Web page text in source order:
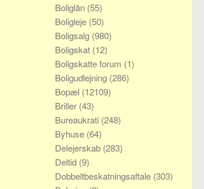
Boliglån (55)
Boligleje (50)
Boligsalg (980)
Boligskat (12)
Boligskatte forum (1)
Boligudlejning (286)
Bopæl (12109)
Briller (43)
Bureaukrati (248)
Byhuse (64)
Delejerskab (283)
Deltid (9)
Dobbeltbeskatningsaftale (303)